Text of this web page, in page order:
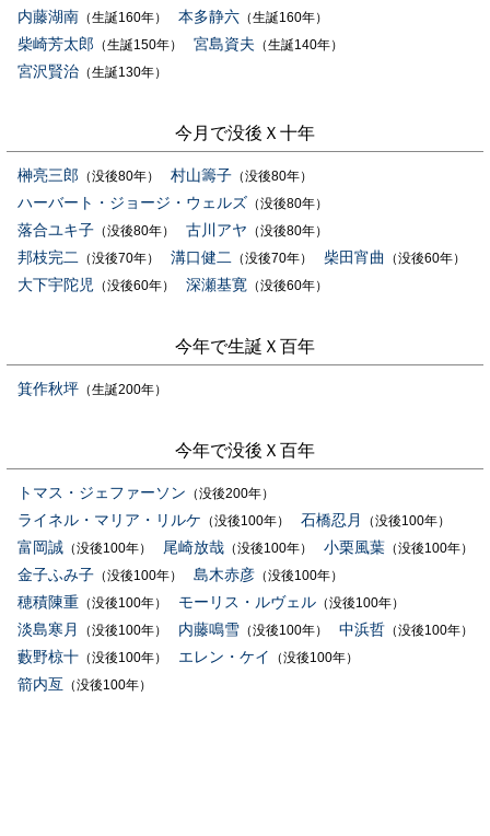
内藤湖南 （生誕160年） 本多静六 （生誕160年）
柴崎芳太郎 （生誕150年） 宮島資夫 （生誕140年）
宮沢賢治 （生誕130年）
今月で没後Ｘ十年
榊亮三郎 （没後80年） 村山籌子 （没後80年）
ハーバート・ジョージ・ウェルズ （没後80年）
落合ユキ子 （没後80年） 古川アヤ （没後80年）
邦枝完二 （没後70年） 溝口健二 （没後70年） 柴田宵曲 （没後60年）
大下宇陀児 （没後60年） 深瀬基寛 （没後60年）
今年で生誕Ｘ百年
箕作秋坪 （生誕200年）
今年で没後Ｘ百年
トマス・ジェファーソン （没後200年）
ライネル・マリア・リルケ （没後100年） 石橋忍月 （没後100年）
富岡誠 （没後100年） 尾崎放哉 （没後100年） 小栗風葉 （没後100年）
金子ふみ子 （没後100年） 島木赤彦 （没後100年）
穂積陳重 （没後100年） モーリス・ルヴェル （没後100年）
淡島寒月 （没後100年） 内藤鳴雪 （没後100年） 中浜哲 （没後100年）
藪野椋十 （没後100年） エレン・ケイ （没後100年）
箭内亙 （没後100年）